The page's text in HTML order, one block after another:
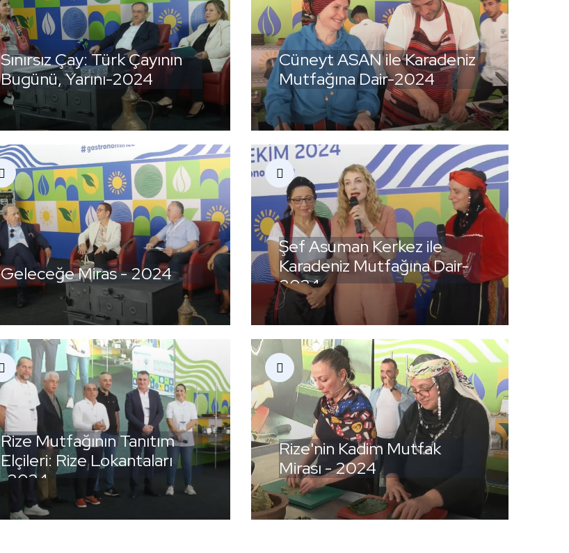
Sınırsız Çay: Türk Çayının
Bugünü, Yarını-2024
Cüneyt ASAN ile Karadeniz
Mutfağına Dair-2024
Geleceğe Miras - 2024
Şef Asuman Kerkez ile
Karadeniz Mutfağına Dair-
2024
Rize Mutfağının Tanıtım
Elçileri: Rize Lokantaları
-2024
Rize'nin Kadim Mutfak
Mirası - 2024